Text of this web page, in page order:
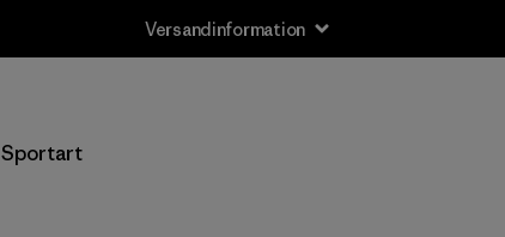
Versandinformation
Sportart